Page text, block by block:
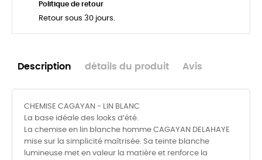
Politique de retour
Retour sous 30 jours.
Description détails du produit Avis
CHEMISE CAGAYAN - LIN BLANC
La base idéale des looks d’été.
La chemise en lin blanche homme CAGAYAN DELAHAYE
mise sur la simplicité maîtrisée. Sa teinte blanche
lumineuse met en valeur la matière et renforce la